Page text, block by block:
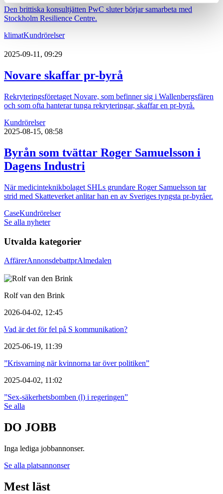
Den brittiska konsultjätten PwC sluter börjar samarbeta med
Stockholm Resilience Centre.
klimatKundrörelser
2025-09-11, 09:29
Novare skaffar pr-byrå
Rekryteringsföretaget Novare, som befinner sig i Wallenbergsfären
och som ofta hanterar tunga rekryteringar, skaffar en pr-byrå.
Kundrörelser
2025-08-15, 08:58
Byrån som tvättar Roger Samuelsson i
Dagens Industri
När medicinteknikbolaget SHLs grundare Roger Samuelsson tar
strid med Skatteverket anlitar han en av Sveriges tyngsta pr-byråer.
CaseKundrörelser
Se alla nyheter
Utvalda kategorier
AffärerAnnonsdebattprAlmedalen
Rolf van den Brink
2026-04-02, 12:45
Vad är det för fel på S kommunikation?
2025-06-19, 11:39
”Krisvarning när kvinnorna tar över politiken”
2025-04-02, 11:02
”Sex-säkerhetsbomben (l) i regeringen”
Se alla
DO JOBB
Inga lediga jobbannonser.
Se alla platsannonser
Mest läst